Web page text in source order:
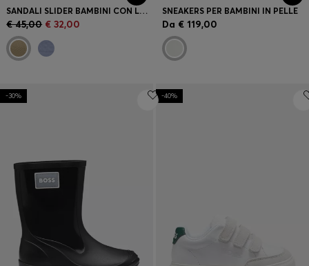
SANDALI SLIDER BAMBINI CON LOGO A CONTRASTO
€ 45,00 € 32,00
SNEAKERS PER BAMBINI IN PELLE
Da € 119,00
-30% -40%